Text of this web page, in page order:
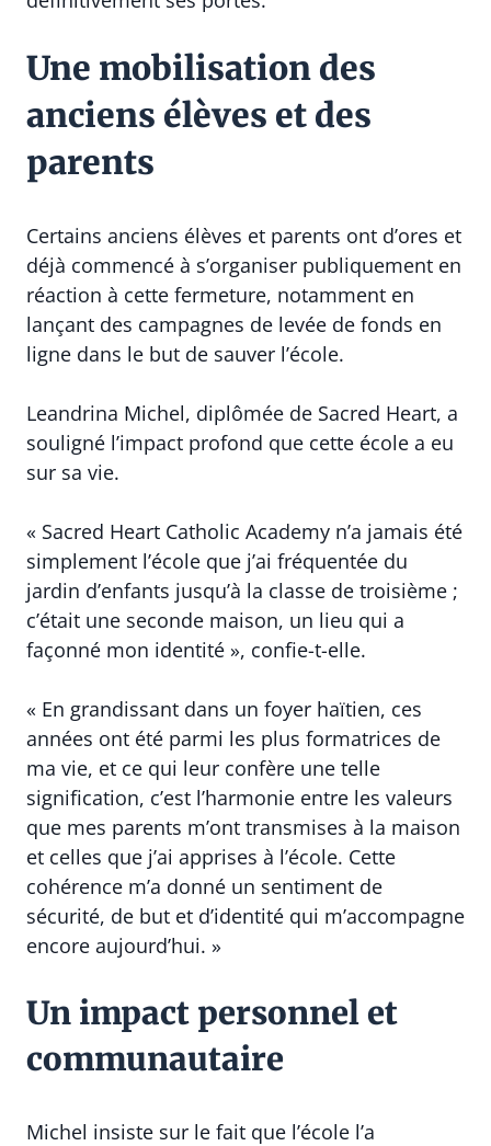
Une mobilisation des
anciens élèves et des
parents
Certains anciens élèves et parents ont d’ores et
déjà commencé à s’organiser publiquement en
réaction à cette fermeture, notamment en
lançant des campagnes de levée de fonds en
ligne dans le but de sauver l’école.
Leandrina Michel, diplômée de Sacred Heart, a
souligné l’impact profond que cette école a eu
sur sa vie.
« Sacred Heart Catholic Academy n’a jamais été
simplement l’école que j’ai fréquentée du
jardin d’enfants jusqu’à la classe de troisième ;
c’était une seconde maison, un lieu qui a
façonné mon identité », confie-t-elle.
« En grandissant dans un foyer haïtien, ces
années ont été parmi les plus formatrices de
ma vie, et ce qui leur confère une telle
signification, c’est l’harmonie entre les valeurs
que mes parents m’ont transmises à la maison
et celles que j’ai apprises à l’école. Cette
cohérence m’a donné un sentiment de
sécurité, de but et d’identité qui m’accompagne
encore aujourd’hui. »
Un impact personnel et
communautaire
Michel insiste sur le fait que l’école l’a